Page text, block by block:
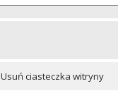
Usuń ciasteczka witryny